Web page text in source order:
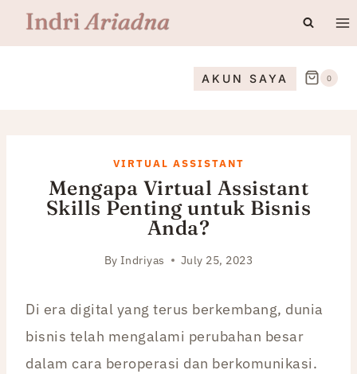
Skip
AKUN SAYA 0
VIRTUAL ASSISTANT
Mengapa Virtual Assistant
Skills Penting untuk Bisnis
Anda?
By Indriyas July 25, 2023
Di era digital yang terus berkembang, dunia
bisnis telah mengalami perubahan besar
dalam cara beroperasi dan berkomunikasi.